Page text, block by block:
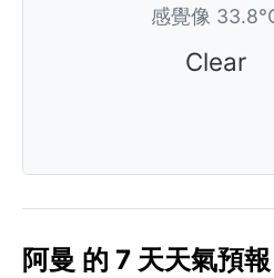
感覺像
Clear
阿曼 的 7 天天氣預